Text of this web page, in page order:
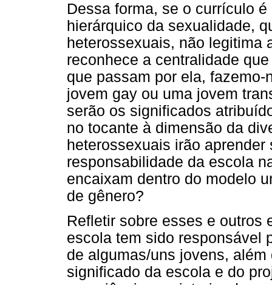
Dessa forma, se o currículo
hierárquico da sexualidade,
heterossexuais, não legitima
reconhece a centralidade
que passam por ela,
jovem gay ou uma jovem
serão os significados
no tocante à dimensão da
heterossexuais irão
responsabilidade da escola
encaixam dentro do modelo
de gênero?
Refletir sobre esses e outros
escola tem sido responsável
de algumas/uns jovens,
significado da escola e do